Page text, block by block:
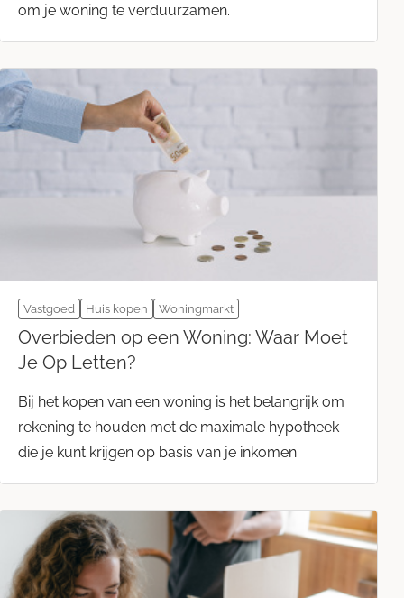
om je woning te verduurzamen.
Vastgoed Huis kopen Woningmarkt
Overbieden op een Woning: Waar Moet
Je Op Letten?
Bij het kopen van een woning is het belangrijk om
rekening te houden met de maximale hypotheek
die je kunt krijgen op basis van je inkomen.